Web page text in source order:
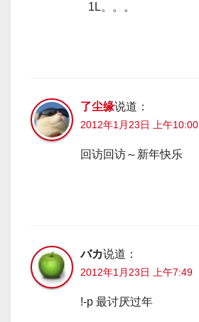
1L。。。
了尘缘说道：
2012年1月23日 上午10:00
回访回访～新年快乐
バカ说道：
2012年1月23日 上午7:49
!-p 最讨厌过年